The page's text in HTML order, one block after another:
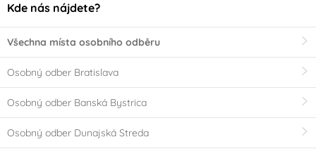
Kde nás nájdete?
Všechna místa osobního odběru
Osobný odber Bratislava
Osobný odber Banská Bystrica
Osobný odber Dunajská Streda